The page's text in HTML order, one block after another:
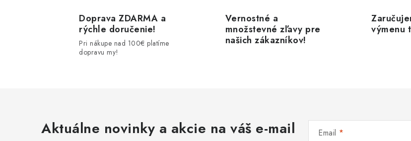
p
Doprava ZDARMA a
rýchle doručenie!
Pri nákupe nad 100€ platíme
dopravu my!
Vernostné a
množstevné zľavy pre
našich zákazníkov!
výmenu
Aktuálne novinky a akcie na váš e-mail Email